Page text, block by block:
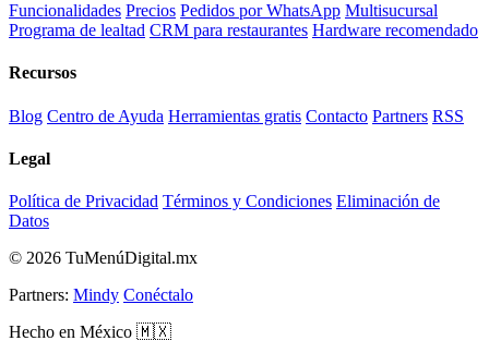
Funcionalidades Precios Pedidos por WhatsApp Multisucursal
Programa de lealtad CRM para restaurantes Hardware recomendado
Recursos
Blog Centro de Ayuda Herramientas gratis Contacto Partners RSS
Legal
Política de Privacidad Términos y Condiciones Eliminación de
Datos
© 2026 TuMenúDigital.mx
Partners: Mindy Conéctalo
Hecho en México 🇲🇽